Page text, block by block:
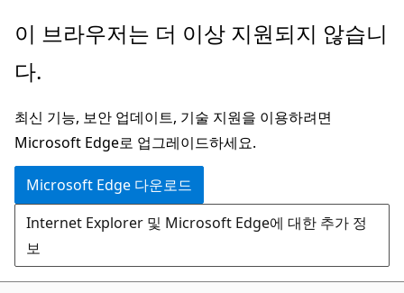
주
콘
츠
로
건
너
뛰
기
이 브라우저는 더 이상 지원되지 않습니
다.
최신 기능, 보안 업데이트, 기술 지원을 이용하려면
Microsoft Edge로 업그레이드하세요.
Microsoft Edge 다운로드
Internet Explorer 및 Microsoft Edge에 대한 추가 정
보